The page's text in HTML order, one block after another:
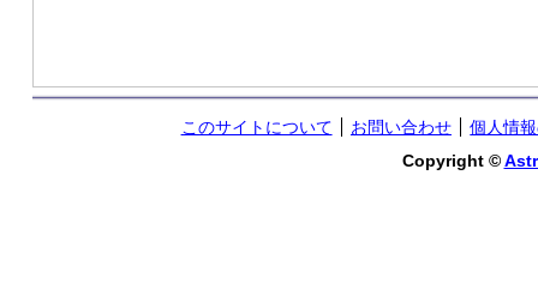
このサイトについて お問い合わせ
個人情
Copyright ©